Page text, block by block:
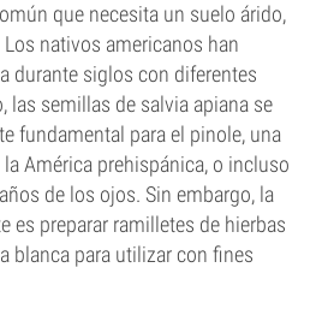
que necesita un suelo árido,
nativos americanos han
durante siglos con diferentes
las semillas de salvia apiana se
fundamental para el pinole, una
América prehispánica, o incluso
de los ojos. Sin embargo, la
es preparar ramilletes de hierbas
blanca para utilizar con fines